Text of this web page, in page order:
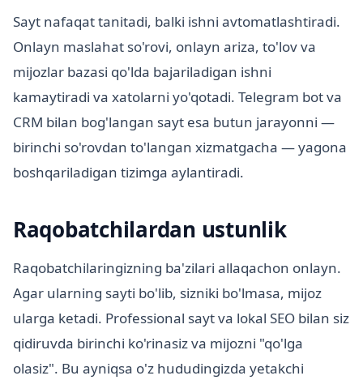
Sayt nafaqat tanitadi, balki ishni avtomatlashtiradi.
Onlayn maslahat so'rovi, onlayn ariza, to'lov va
mijozlar bazasi qo'lda bajariladigan ishni
kamaytiradi va xatolarni yo'qotadi. Telegram bot va
CRM bilan bog'langan sayt esa butun jarayonni —
birinchi so'rovdan to'langan xizmatgacha — yagona
boshqariladigan tizimga aylantiradi.
Raqobatchilardan ustunlik
Raqobatchilaringizning ba'zilari allaqachon onlayn.
Agar ularning sayti bo'lib, sizniki bo'lmasa, mijoz
ularga ketadi. Professional sayt va lokal SEO bilan siz
qidiruvda birinchi ko'rinasiz va mijozni "qo'lga
olasiz". Bu ayniqsa o'z hududingizda yetakchi